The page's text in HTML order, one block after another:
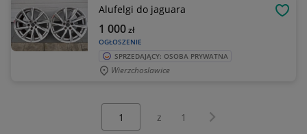
Alufelgi do jaguara
OGŁOSZENIE
1 000zł
SPRZEDAJĄCY: OSOBA PRYWATNA
Wierzchoslawice
z 1 Następna strona